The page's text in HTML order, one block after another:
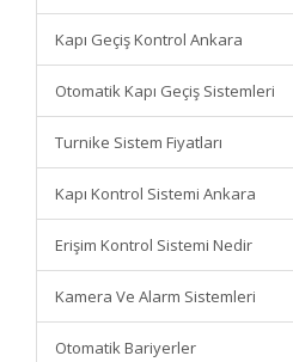
Kapı Geçiş Kontrol Ankara
Otomatik Kapı Geçiş Sistemleri
Turnike Sistem Fiyatları
Kapı Kontrol Sistemi Ankara
Erişim Kontrol Sistemi Nedir
Kamera Ve Alarm Sistemleri
Otomatik Bariyerler